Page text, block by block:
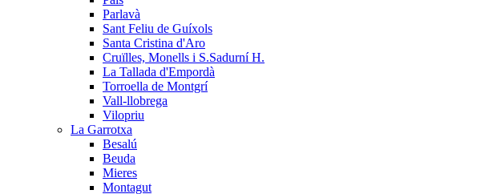
Parlavà
Sant Feliu de Guíxols
Santa Cristina d'Aro
Cruïlles, Monells i S.Sadurní H.
La Tallada d'Empordà
Torroella de Montgrí
Vall-llobrega
Vilopriu
La Garrotxa
Besalú
Beuda
Mieres
Montagut